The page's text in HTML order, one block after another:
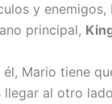
y
principal,
Mario tiene
al otro